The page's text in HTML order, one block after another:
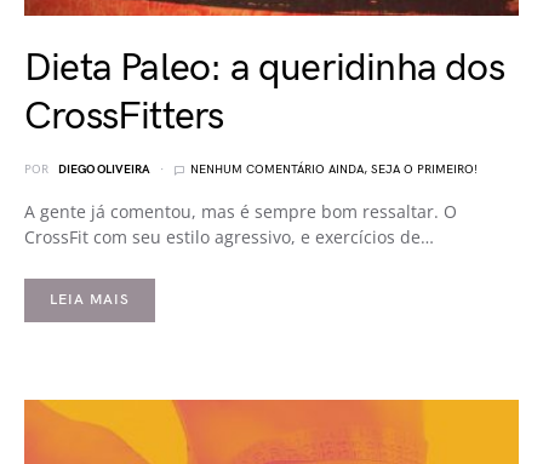
Dieta Paleo: a queridinha dos
CrossFitters
POR DIEGO OLIVEIRA NENHUM COMENTÁRIO AINDA, SEJA O PRIMEIRO!
A gente já comentou, mas é sempre bom ressaltar. O
CrossFit com seu estilo agressivo, e exercícios de…
LEIA MAIS